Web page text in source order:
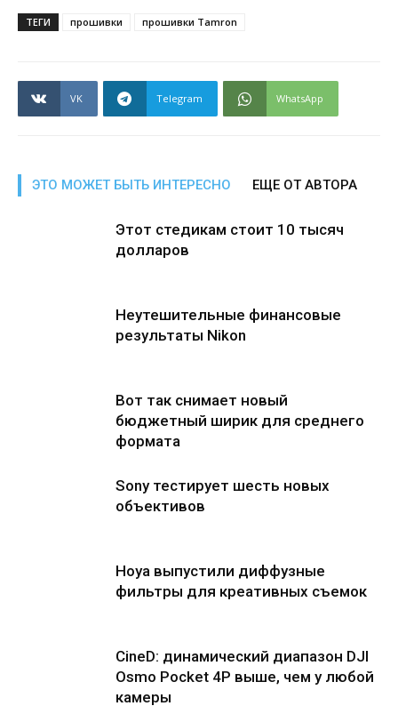
ТЕГИ прошивки прошивки Tamron
VK Telegram WhatsApp
ЭТО МОЖЕТ БЫТЬ ИНТЕРЕСНО ЕЩЕ ОТ АВТОРА
Этот стедикам стоит 10 тысяч
долларов
Неутешительные финансовые
результаты Nikon
Вот так снимает новый
бюджетный ширик для среднего
формата
Sony тестирует шесть новых
объективов
Hoya выпустили диффузные
фильтры для креативных съемок
CineD: динамический диапазон DJI
Osmo Pocket 4P выше, чем у любой
камеры